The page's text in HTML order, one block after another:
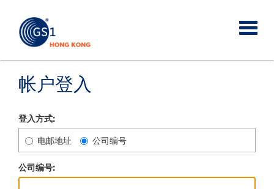
帐户登入
登入方式:
电邮地址 公司编号
公司编号: